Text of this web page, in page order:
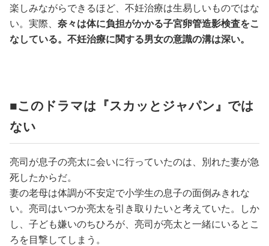
楽しみながらできるほど、不妊治療は生易しいものではな
い。実際、 奈々は体に負担がかかる子宮卵管造影検査をこ
なしている。不妊治療に関する男女の意識の溝は深い。
■このドラマは『スカッとジャパン』では
ない
亮司が息子の亮太に会いに行っていたのは、別れた妻が急
死したからだ。
妻の老母は体調が不安定で小学生の息子の面倒みきれな
い。亮司はいつか亮太を引き取りたいと考えていた。しか
し、子ども嫌いのちひろが、亮司が亮太と一緒にいるとこ
ろを目撃してしまう。